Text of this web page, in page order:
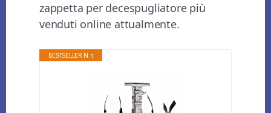
zappetta per decespugliatore più
venduti online attualmente.
BESTSELLER N. 1